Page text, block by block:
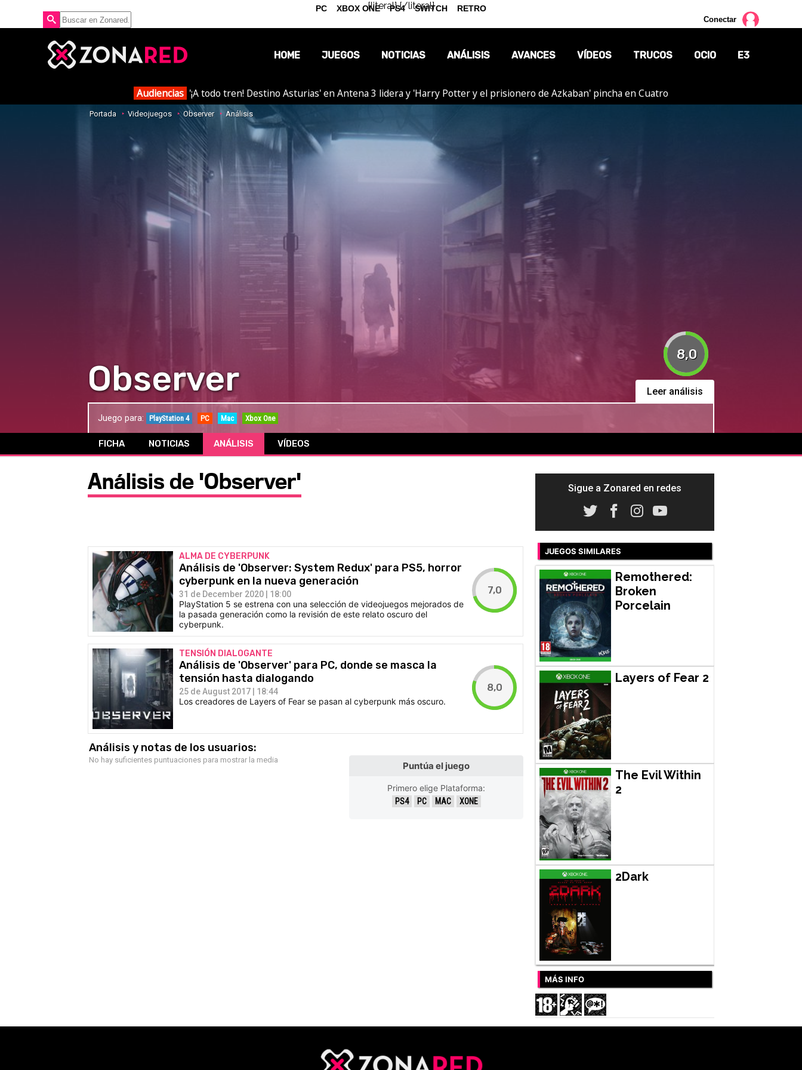
{literal}{/literal}
Conectar
HOME JUEGOS NOTICIAS
OPINIÓN
ANÁLISIS AVANCES VÍDEOS TRUCOS OCIO E3
Audiencias '¡A todo tren! Destino Asturias' en Antena 3 lidera y 'Harry Potter y el prisionero de Azkaban' pincha en Cuatro
Portada Videojuegos Observer Análisis
8,0
Observer Leer análisis
Juego para: PlayStation 4 PC Mac Xbox One
FICHA NOTICIAS ANÁLISIS VÍDEOS
Análisis de 'Observer'
ALMA DE CYBERPUNK
Análisis de 'Observer: System Redux' para PS5, horror
cyberpunk en la nueva generación
31 de December 2020 | 18:00
PlayStation 5 se estrena con una selección de videojuegos mejorados de
la pasada generación como la revisión de este relato oscuro del
cyberpunk.
7,0
TENSIÓN DIALOGANTE
Análisis de 'Observer' para PC, donde se masca la
tensión hasta dialogando
25 de August 2017 | 18:44
Los creadores de Layers of Fear se pasan al cyberpunk más oscuro.
8,0
Análisis y notas de los usuarios:
No hay suficientes puntuaciones para mostrar la media
Puntúa el juego
Primero elige Plataforma:
PS4 PC MAC XONE
Sigue a Zonared en redes
JUEGOS SIMILARES
Remothered:
Broken
Porcelain
Layers of Fear 2
The Evil Within
2
2Dark
MÁS INFO
PC XBOX ONE PS4 SWITCH RETRO